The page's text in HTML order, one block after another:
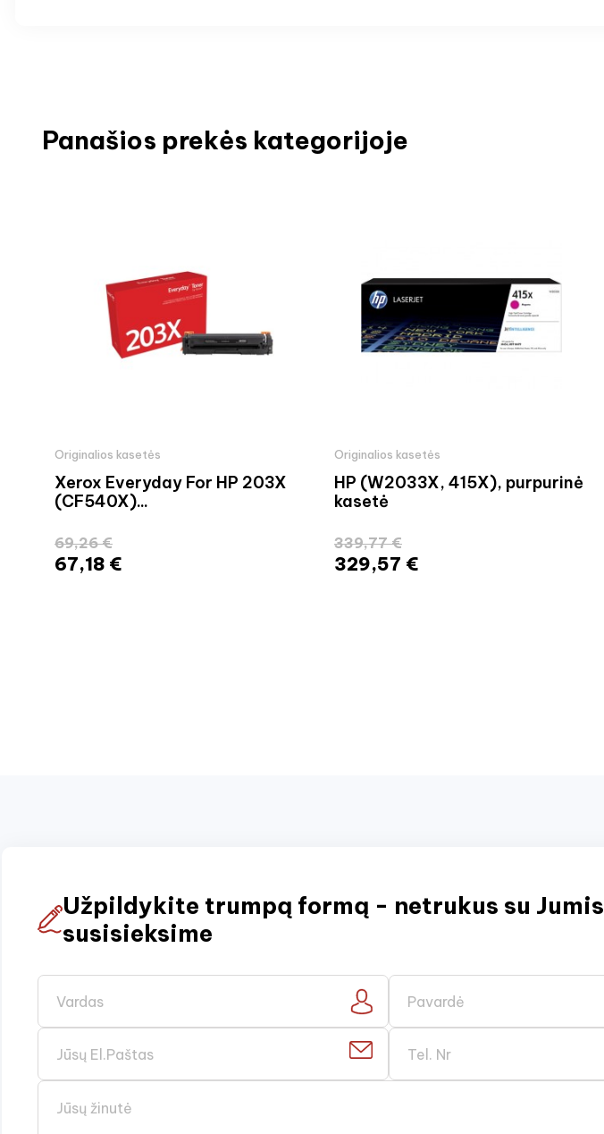
Panašios prekės kategorijoje
Originalios kasetės
Xerox Everyday For HP 203X
(CF540X)...
69,26 €
67,18 €
Originalios kasetės
HP (W2033X, 415X), purpurinė
kasetė
339,77 €
329,57 €
Užpildykite trumpą formą - netrukus su Jumis
susisieksime